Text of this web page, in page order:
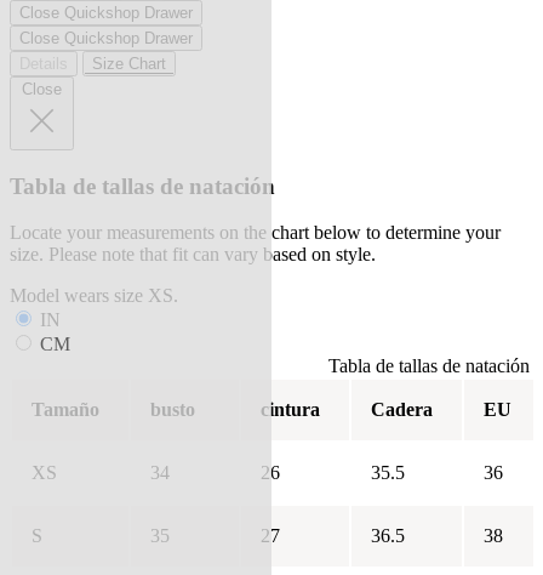
Close Quickshop Drawer
Close Quickshop Drawer
Size Chart
Close
Tabla de tallas de natación
Locate your measurements on the chart below to determine your
size. Please note that fit can vary based on style.
Model wears size XS.
IN
CM
Tabla de tallas de natación
Tamaño busto cintura Cadera EU
XS 34 26 35.5 36
S 35 27 36.5 38